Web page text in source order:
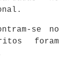
se no
foram